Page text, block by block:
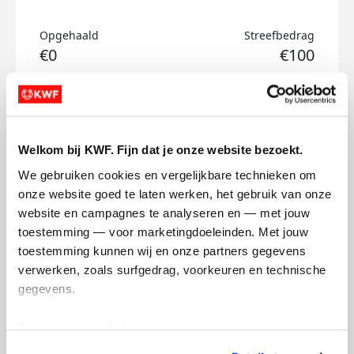
Welkom bij KWF. Fijn dat je onze website bezoekt.
We gebruiken cookies en vergelijkbare technieken om
onze website goed te laten werken, het gebruik van onze
website en campagnes te analyseren en — met jouw
toestemming — voor marketingdoeleinden. Met jouw
toestemming kunnen wij en onze partners gegevens
verwerken, zoals surfgedrag, voorkeuren en technische
gegevens.
Opgehaald
€0
Streefbedrag
€100
Doneer
Tessa's badges